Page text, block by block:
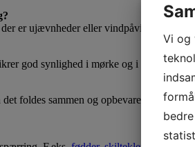
er ujævnheder eller vindpåvirkning,
god synlighed i mørke og i lav
foldes sammen og opbevares fladt –
Vi og